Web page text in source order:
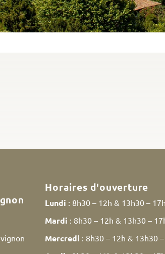
Horaires d'ouverture
Lundi : 8h30 – 12h & 13h30 – 17h
Mardi : 8h30 – 12h & 13h30 –
Mercredi : 8h30 – 12h & 13h30